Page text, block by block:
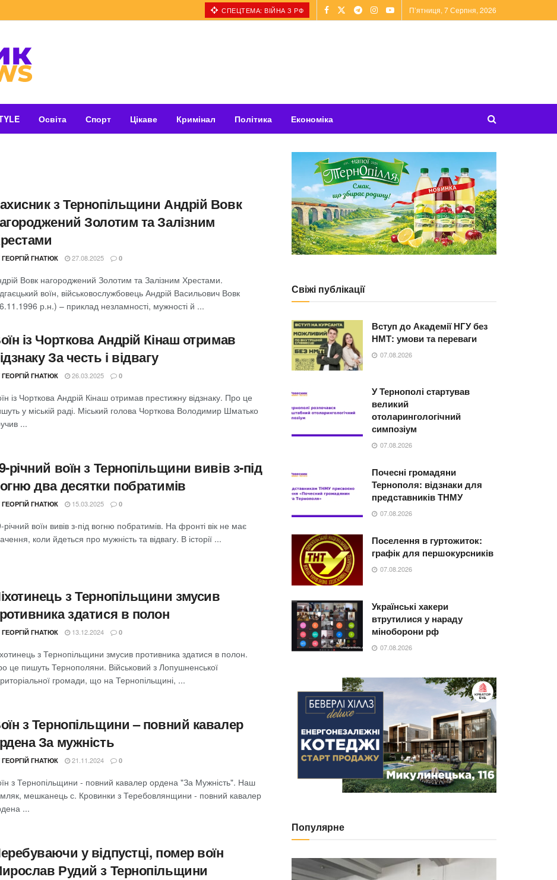
СПЕЦТЕМА: ВІЙНА З РФ П’ятниця, 7 Серпня, 2026
Освіта Спорт Цікаве Кримінал Політика Економіка
з Тернопільщини Андрій Вовк
Золотим та Залізним
ГЕОРГІЙ ГНАТЮК 27.08.2025 0
Вовк нагороджений Золотим та Залізним Хрестами.
воїн, військовослужбовець Андрій Васильович Вовк
р.н.) – приклад незламності, мужності й ...
із Чорткова Андрій Кінаш отримав
За честь і відвагу
ГЕОРГІЙ ГНАТЮК 26.03.2025 0
із Чорткова Андрій Кінаш отримав престижну відзнаку. Про це
у міській раді. Міський голова Чорткова Володимир Шматько
...
річний воїн з Тернопільщини вивів з-під
два десятки побратимів
ГЕОРГІЙ ГНАТЮК 15.03.2025 0
річний воїн вивів з-під вогню побратимів. На фронті вік не має
коли йдеться про мужність та відвагу. В історії ...
з Тернопільщини змусив
здатися в полон
ГЕОРГІЙ ГНАТЮК 13.12.2024 0
з Тернопільщини змусив противника здатися в полон.
це пишуть Тернополяни. Військовий з Лопушненської
громади, що на Тернопільщині, ...
з Тернопільщини – повний кавалер
За мужність
ГЕОРГІЙ ГНАТЮК 21.11.2024 0
з Тернопільщини - повний кавалер ордена "За Мужність". Наш
мешканець с. Кровинки з Теребовлянщини - повний кавалер
...
у відпустці, помер воїн
Рудий з Тернопільщини
Свіжі публікації
Вступ до Академії НГУ без
НМТ: умови та переваги
07.08.2026
У Тернополі стартував
великий
отоларингологічний
симпозіум
07.08.2026
Почесні громадяни
Тернополя: відзнаки для
представників ТНМУ
07.08.2026
Поселення в гуртожиток:
графік для першокурсників
07.08.2026
Українські хакери
втрутилися у нараду
міноборони рф
07.08.2026
Популярне